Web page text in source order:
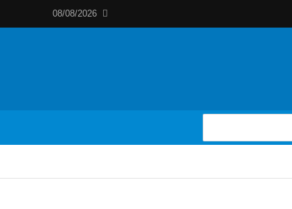
08/08/2026